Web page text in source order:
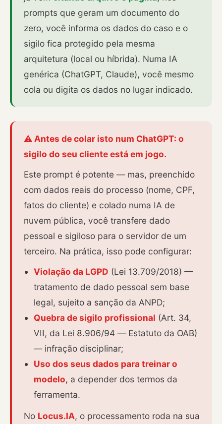
prompts que geram um documento do
zero, você informa os dados do caso e o
sigilo fica protegido pela mesma
arquitetura (local ou híbrida). Numa IA
genérica (ChatGPT, Claude), você mesmo
cola ou digita os dados no lugar indicado.
⚠️ Antes de colar isto num ChatGPT: o
sigilo do seu cliente está em jogo.
Este prompt é potente — mas, preenchido
com dados reais do processo (nome, CPF,
fatos do cliente) e colado numa IA de
nuvem pública, você transfere dado
pessoal e sigiloso para o servidor de um
terceiro. Na prática, isso pode configurar:
Violação da LGPD (Lei 13.709/2018) —
tratamento de dado pessoal sem base
legal, sujeito a sanção da ANPD;
Quebra de sigilo profissional (Art. 34,
VII, da Lei 8.906/94 — Estatuto da OAB)
— infração disciplinar;
Uso dos seus dados para treinar o
modelo, a depender dos termos da
ferramenta.
No Locus.IA, o processamento roda na sua